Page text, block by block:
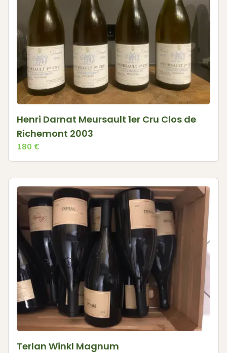
Henri Darnat Meursault 1er Cru Clos de
Richemont 2003
180 €
Terlan Winkl Magnum